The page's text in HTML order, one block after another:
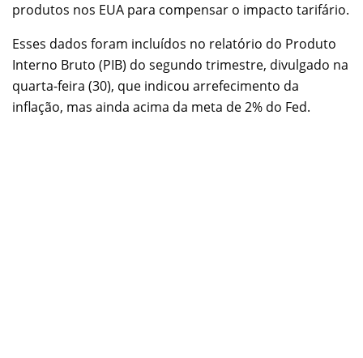
produtos nos EUA para compensar o impacto tarifário.
Esses dados foram incluídos no relatório do Produto
Interno Bruto (PIB) do segundo trimestre, divulgado na
quarta-feira (30), que indicou arrefecimento da
inflação, mas ainda acima da meta de 2% do Fed.